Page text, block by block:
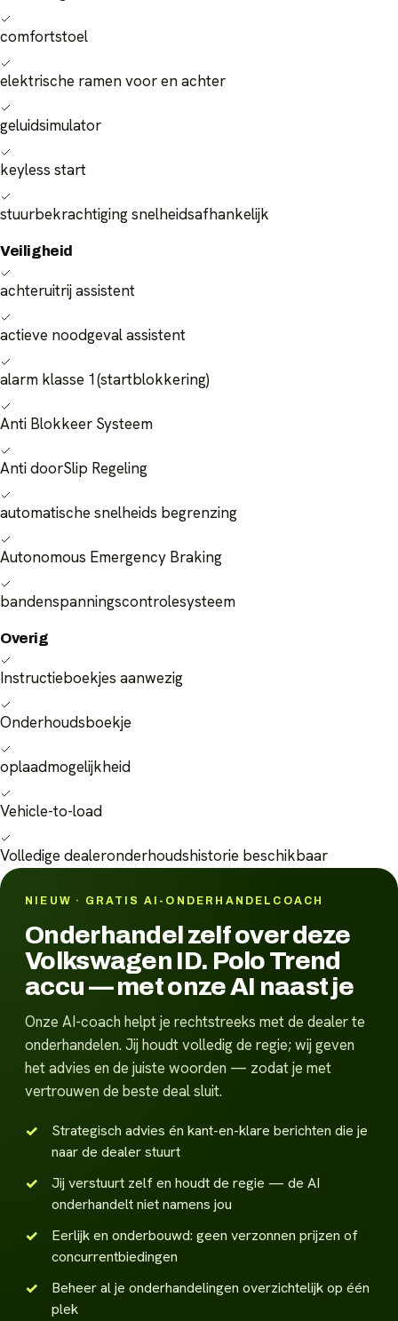
comfortstoel
elektrische ramen voor en achter
geluidsimulator
keyless start
stuurbekrachtiging snelheidsafhankelijk
Veiligheid
achteruitrij assistent
actieve noodgeval assistent
alarm klasse 1(startblokkering)
Anti Blokkeer Systeem
Anti doorSlip Regeling
automatische snelheids begrenzing
Autonomous Emergency Braking
bandenspanningscontrolesysteem
Overig
Instructieboekjes aanwezig
Onderhoudsboekje
oplaadmogelijkheid
Vehicle-to-load
Volledige dealeronderhoudshistorie beschikbaar
NIEUW · GRATIS AI-ONDERHANDELCOACH
Onderhandel zelf over deze
Volkswagen ID. Polo Trend
accu — met onze AI naast je
Onze AI-coach helpt je rechtstreeks met de dealer te
onderhandelen. Jij houdt volledig de regie; wij geven
het advies en de juiste woorden — zodat je met
vertrouwen de beste deal sluit.
Strategisch advies én kant-en-klare berichten die je
naar de dealer stuurt
Jij verstuurt zelf en houdt de regie — de AI
onderhandelt niet namens jou
Eerlijk en onderbouwd: geen verzonnen prijzen of
concurrentbiedingen
Beheer al je onderhandelingen overzichtelijk op één
plek